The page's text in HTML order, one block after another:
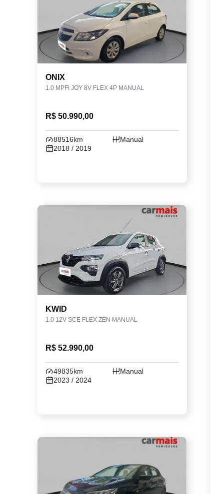
ONIX
1.0 MPFI JOY 8V FLEX 4P MANUAL
R$ 50.990,00
88516km
Manual
2018 / 2019
KWID
1.0 12V SCE FLEX ZEN MANUAL
R$ 52.990,00
49835km
Manual
2023 / 2024